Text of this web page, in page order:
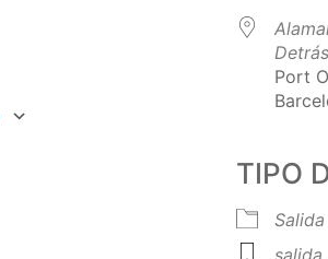
Port
TIPO
salida